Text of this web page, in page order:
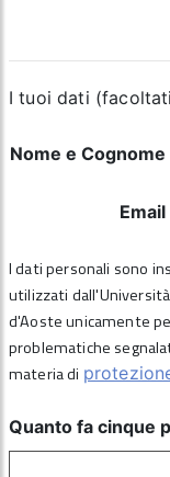
I tuoi dati
Nome e Cognome
Email
I dati personali sono
utilizzati
d'Aoste unicamente
problematiche
materia di
Quanto fa cinque